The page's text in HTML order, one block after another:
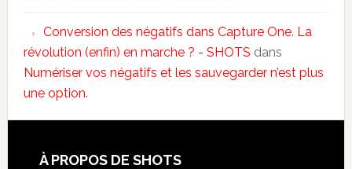
Conversion des négatifs dans Capture One. La
révolution (enfin) en marche ? - SHOTS dans
Numériser vos négatifs et les sauvegarder n’est plus
une option.
À PROPOS DE SHOTS